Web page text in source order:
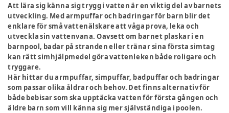
Att lära sig känna sig trygg i vatten är en viktig del av barnets
utveckling. Med armpuffar och badringar för barn blir det
enklare för små vattenälskare att våga prova, leka och
utveckla sin vattenvana. Oavsett om barnet plaskar i en
barnpool, badar på stranden eller tränar sina första simtag
kan rätt simhjälpmedel göra vattenleken både roligare och
tryggare.
Här hittar du armpuffar, simpuffar, badpuffar och badringar
som passar olika åldrar och behov. Det finns alternativ för
både bebisar som ska upptäcka vatten för första gången och
äldre barn som vill känna sig mer självständiga i poolen.